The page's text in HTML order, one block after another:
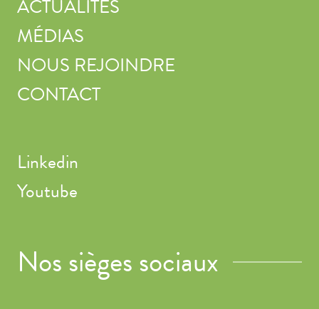
ACTUALITÉS
MÉDIAS
NOUS REJOINDRE
CONTACT
Linkedin
Youtube
Nos sièges sociaux